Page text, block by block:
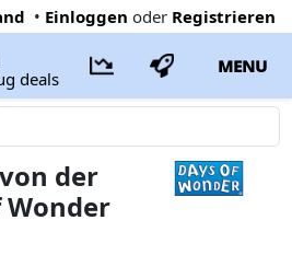
• Einloggen oder Registrieren
deals
MENU
der
Wonder